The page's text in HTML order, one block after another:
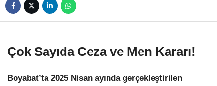
Çok Sayıda Ceza ve Men Kararı!
Boyabat’ta 2025 Nisan ayında gerçekleştirilen